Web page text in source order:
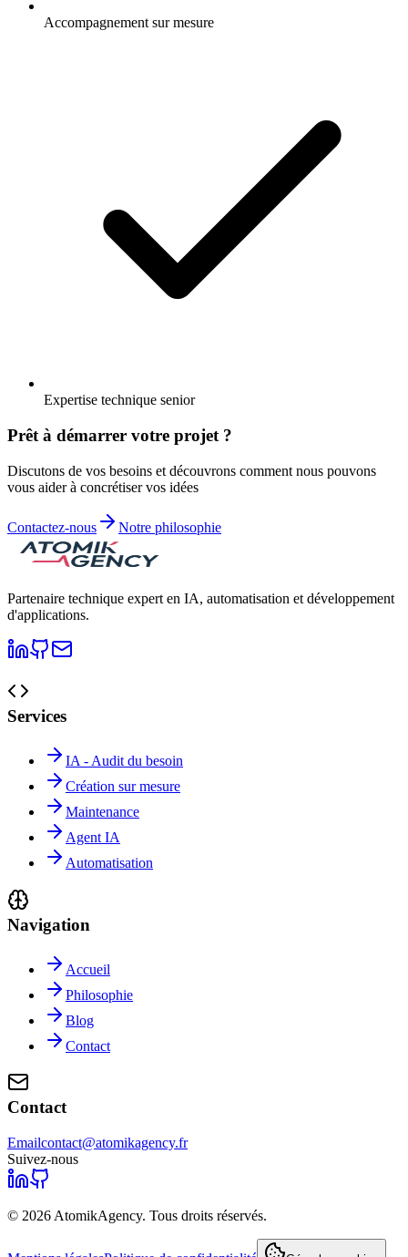
Accompagnement sur mesure
Expertise technique senior
Prêt à démarrer votre projet ?
Discutons de vos besoins et découvrons comment nous pouvons
vous aider à concrétiser vos idées
Contactez-nous Notre philosophie
Partenaire technique expert en IA, automatisation et développement
d'applications.
Services
IA - Audit du besoin
Création sur mesure
Maintenance
Agent IA
Automatisation
Navigation
Accueil
Philosophie
Blog
Contact
Contact
Emailcontact@atomikagency.fr
Suivez-nous
© 2026 AtomikAgency. Tous droits réservés.